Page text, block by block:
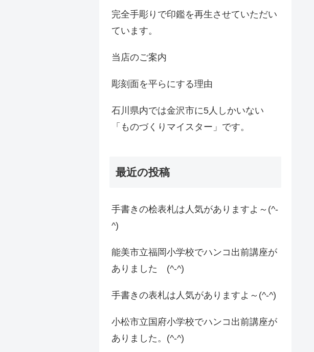
完全手彫りで印鑑を再生させていただい
ています。
当店のご案内
彫刻面を平らにする理由
石川県内では金沢市に5人しかいない
「ものづくりマイスター」です。
最近の投稿
手書きの桧表札は人気がありますよ～(^-
^)
能美市立福岡小学校でハンコ出前講座が
ありました (^-^)
手書きの表札は人気がありますよ～(^-^)
小松市立国府小学校でハンコ出前講座が
ありました。(^-^)